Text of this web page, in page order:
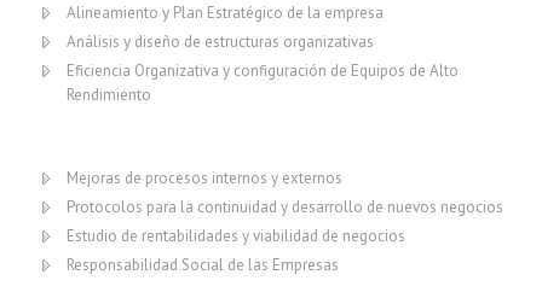
Alineamiento y Plan Estratégico de la empresa
Análisis y diseño de estructuras organizativas
Eficiencia Organizativa y configuración de Equipos de Alto
Rendimiento
Mejoras de procesos internos y externos
Protocolos para la continuidad y desarrollo de nuevos negocios
Estudio de rentabilidades y viabilidad de negocios
Responsabilidad Social de las Empresas